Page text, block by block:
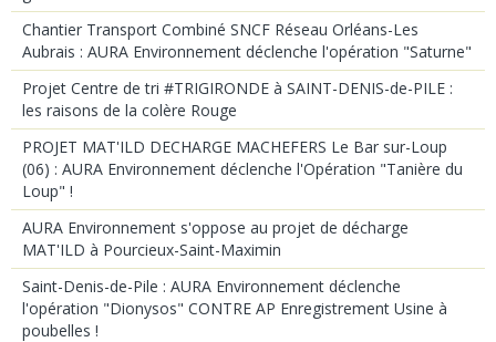
Chantier Transport Combiné SNCF Réseau Orléans-Les
Aubrais : AURA Environnement déclenche l'opération "Saturne"
Projet Centre de tri #TRIGIRONDE à SAINT-DENIS-de-PILE :
les raisons de la colère Rouge
PROJET MAT'ILD DECHARGE MACHEFERS Le Bar sur-Loup
(06) : AURA Environnement déclenche l'Opération "Tanière du
Loup" !
AURA Environnement s'oppose au projet de décharge
MAT'ILD à Pourcieux-Saint-Maximin
Saint-Denis-de-Pile : AURA Environnement déclenche
l'opération "Dionysos" CONTRE AP Enregistrement Usine à
poubelles !